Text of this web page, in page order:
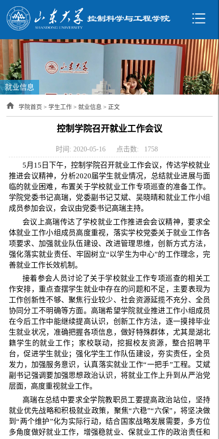
就业信息
学院首页 >学生工作 >就业信息 > 正文
控制学院召开就业工作会议
时间: 2020-05-16 点击数: 1758
5月15日下午，控制学院召开就业工作会议，传达学校就业
推进会议精神，分析2020届学生就业情况，总结就业进展与面
临的就业困难，布置关于学校就业工作专项巡查的准备工作。
学院党委书记高瑞，党委副书记艾斌、吴晓晴和就业工作小组
成员参加会议，会议由党委书记高瑞主持。
会议上高瑞传达了学校就业工作推进会会议精神，要求全
体就业工作小组成员高度重视，落实学校党委关于就业工作各
项要求、加强就业队伍建设、改进管理思维，创新方式方法，
强化落实就业责任、牢固树立“以学生为中心”的工作理念，完
善就业工作长效机制。
接着参会人员讨论了关于学校就业工作专项巡查的相关工
作安排，重点查摆学生就业中存在的问题和不足，主要表现为
工作创新性不够、聚焦行业较少、社会资源延揽不充分、全员
协同分工不明确等方面。高瑞希望学院就业推进工作小组成员
在今后工作中能继续提高认识，创新工作方法，逐一摸排毕业
生就业状况，准确把握各项信息，做好特殊群体，尤其是湖北
籍学生的就业工作；家校联动，挖掘校友资源，整合招聘平
台，促进学生就业；强化学生工作队伍建设，夯实责任，全员
发力，加强服务意识，认真落实就业工作“一把手”工程。艾斌
副书记强调要加强思想政治认识，将就业工作上升到从严治党
层面，高度重视就业工作。
高瑞在总结中要求全学院教职员工要提高政治站位，坚持
就业优先战略和积极就业政策，聚焦“六稳”“六保”，将坚决做
到“两个维护”化为实际行动，结合国家战略发展需要，多方位
多角度做好就业工作，增强稳就业、保就业工作的政治责任和